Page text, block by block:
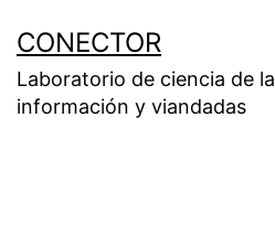
contenido
CONECTOR
Laboratorio de ciencia de la
información y viandadas